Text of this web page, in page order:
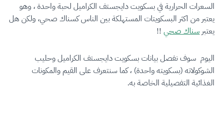
السعرات الحرارية في بسكويت دايجستف الكراميل لحبة واحدة ، وهو
يعتبر من اكثر البسكويتات المستهلكة بين الناس كسناك صحي، ولكن هل
يعتبر سناك صحي !!
اليوم سوف نفصل بيانات بسكويت دايجستف الكراميل وحليب
الشوكولاته (بسكويته واحدة) ، كما سنتعرف على القيم والمكونات
الغذائية التفصيلية الخاصة به.